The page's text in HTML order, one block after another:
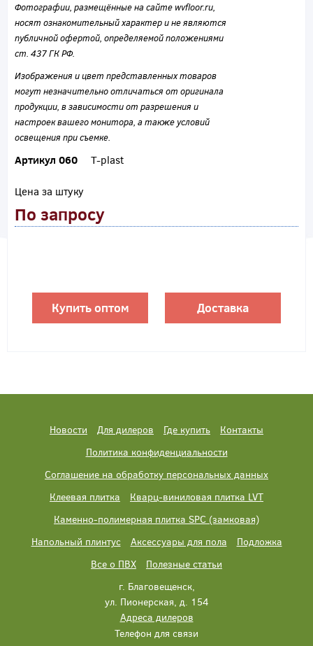
Фотографии, размещённые на сайте wvfloor.ru,
носят ознакомительный характер и не являются
публичной офертой, определяемой положениями
ст. 437 ГК РФ.
Изображения и цвет представленных товаров
могут незначительно отличаться от оригинала
продукции, в зависимости от разрешения и
настроек вашего монитора, а также условий
освещения при съемке.
Артикул 060 T-plast
Цена за штуку
По запросу
Купить оптом Доставка
Новости Для дилеров Где купить
Контакты
Политика конфиденциальности
Соглашение на обработку персональных данных
Клеевая плитка
Кварц-виниловая плитка LVT
Каменно-полимерная плитка SPC (замковая)
Напольный плинтус
Аксессуары для пола
Подложка
Все о ПВХ
Полезные статьи
г. Благовещенск,
ул. Пионерская, д. 154
Адреса дилеров
Телефон для связи